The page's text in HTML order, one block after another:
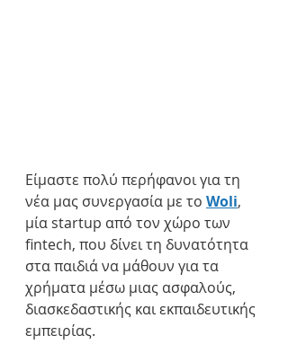
Είμαστε πολύ περήφανοι για τη
νέα μας συνεργασία με τo Woli,
μία startup από τον χώρο των
fintech, που δίνει τη δυνατότητα
στα παιδιά να μάθουν για τα
χρήματα μέσω μιας ασφαλούς,
διασκεδαστικής και εκπαιδευτικής
εμπειρίας.